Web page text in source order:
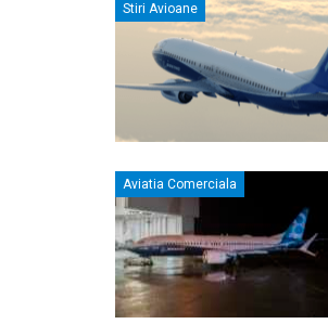
Stiri Avioane
Aviatia Comerciala